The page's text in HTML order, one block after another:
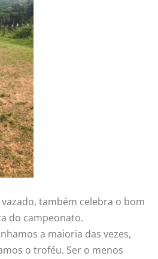
também celebra o bom
do campeonato.
a maioria das vezes,
o troféu. Ser o menos